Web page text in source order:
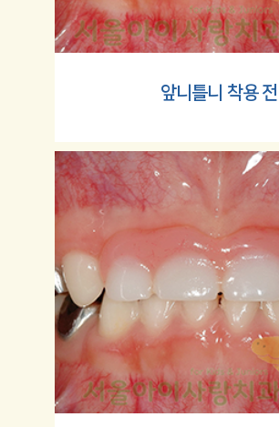
앞니틀니 착용 전